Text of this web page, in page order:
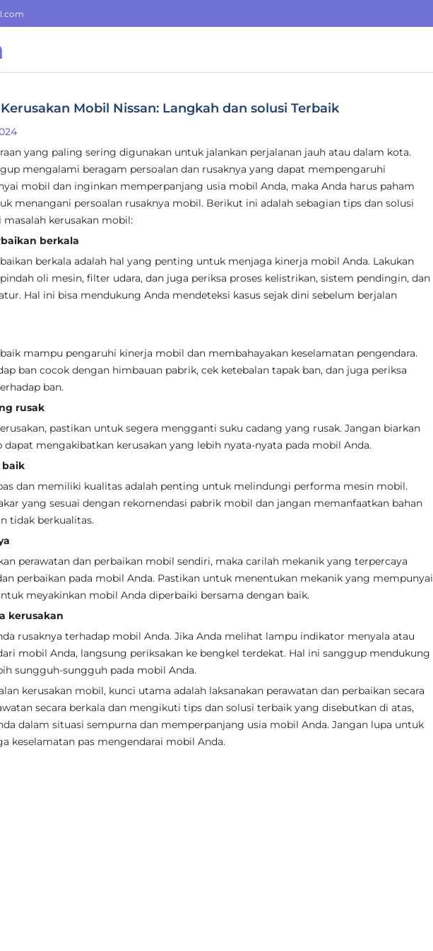
Mobil Nissan: Langkah dan solusi Terbaik
yang paling sering digunakan untuk jalankan perjalanan jauh atau dalam kota.
mengalami beragam persoalan dan rusaknya yang dapat mempengaruhi
mobil dan inginkan memperpanjang usia mobil Anda, maka Anda harus paham
menangani persoalan rusaknya mobil. Berikut ini adalah sebagian tips dan solusi
kerusakan mobil:
berkala
berkala adalah hal yang penting untuk menjaga kinerja mobil Anda. Lakukan
oli mesin, filter udara, dan juga periksa proses kelistrikan, sistem pendingin, dan
Hal ini bisa mendukung Anda mendeteksi kasus sejak dini sebelum berjalan
mampu pengaruhi kinerja mobil dan membahayakan keselamatan pengendara.
ban cocok dengan himbauan pabrik, cek ketebalan tapak ban, dan juga periksa
ban.
rusak
pastikan untuk segera mengganti suku cadang yang rusak. Jangan biarkan
dapat mengakibatkan kerusakan yang lebih nyata-nyata pada mobil Anda.
baik
dan memiliki kualitas adalah penting untuk melindungi performa mesin mobil.
yang sesuai dengan rekomendasi pabrik mobil dan jangan memanfaatkan bahan
tidak berkualitas.
perawatan dan perbaikan mobil sendiri, maka carilah mekanik yang terpercaya
perbaikan pada mobil Anda. Pastikan untuk menentukan mekanik yang mempunyai
meyakinkan mobil Anda diperbaiki bersama dengan baik.
kerusakan
rusaknya terhadap mobil Anda. Jika Anda melihat lampu indikator menyala atau
mobil Anda, langsung periksakan ke bengkel terdekat. Hal ini sanggup mendukung
sungguh-sungguh pada mobil Anda.
kerusakan mobil, kunci utama adalah laksanakan perawatan dan perbaikan secara
secara berkala dan mengikuti tips dan solusi terbaik yang disebutkan di atas,
dalam situasi sempurna dan memperpanjang usia mobil Anda. Jangan lupa untuk
keselamatan pas mengendarai mobil Anda.